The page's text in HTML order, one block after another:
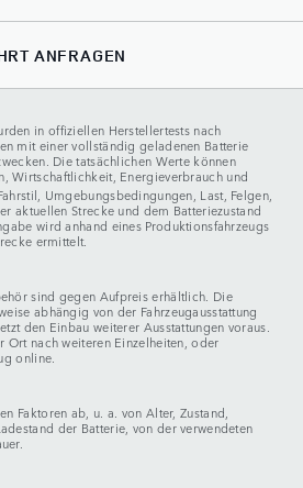
ANFRAGEN
in offiziellen Herstellertests nach
mit einer vollständig geladenen Batterie
Die tatsächlichen Werte können
Wirtschaftlichkeit, Energieverbrauch und
Umgebungsbedingungen, Last, Felgen,
aktuellen Strecke und dem Batteriezustand
wird anhand eines Produktionsfahrzeugs
ermittelt.
sind gegen Aufpreis erhältlich. Die
abhängig von der Fahrzeugausstattung
den Einbau weiterer Ausstattungen voraus.
Ort nach weiteren Einzelheiten, oder
online.
Faktoren ab, u. a. von Alter, Zustand,
der Batterie, von der verwendeten